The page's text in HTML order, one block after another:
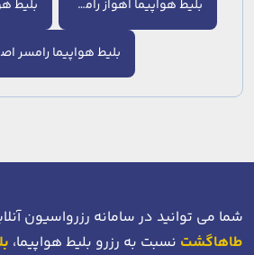
بلیط هواپیما اهواز رامسر
شما می توانید در سامانه رزرواسیون
طاهاگشت نسبت به رزرو بلیط هواپیما،